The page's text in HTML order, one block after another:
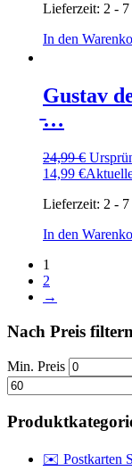
Lieferzeit: 2 - 7
In den
Gustav
̵…
24,99€
14,99 €
Lieferzeit: 2 - 7
In den
1
2
→
Nach Preis filtern
Min. Preis
✉️ Postkarten